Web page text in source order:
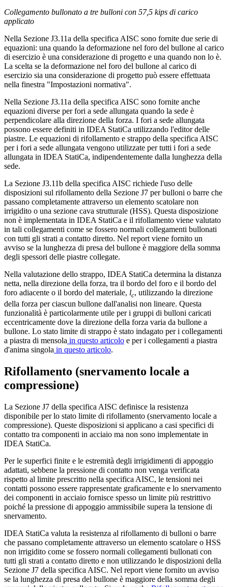
Collegamento bullonato a tre bulloni con 57,5 kips di carico
applicato
Nella Sezione J3.11a della specifica AISC sono fornite due serie di
equazioni: una quando la deformazione nel foro del bullone al carico
di esercizio è una considerazione di progetto e una quando non lo è.
La scelta se la deformazione nel foro del bullone al carico di
esercizio sia una considerazione di progetto può essere effettuata
nella finestra "Impostazioni normativa".
Nella Sezione J3.11a della specifica AISC sono fornite anche
equazioni diverse per fori a sede allungata quando la sede è
perpendicolare alla direzione della forza. I fori a sede allungata
possono essere definiti in IDEA StatiCa utilizzando l'editor delle
piastre. Le equazioni di rifollamento e strappo della specifica AISC
per i fori a sede allungata vengono utilizzate per tutti i fori a sede
allungata in IDEA StatiCa, indipendentemente dalla lunghezza della
sede.
La Sezione J3.11b della specifica AISC richiede l'uso delle
disposizioni sul rifollamento della Sezione J7 per bulloni o barre che
passano completamente attraverso un elemento scatolare non
irrigidito o una sezione cava strutturale (HSS). Questa disposizione
non è implementata in IDEA StatiCa e il rifollamento viene valutato
in tali collegamenti come se fossero normali collegamenti bullonati
con tutti gli strati a contatto diretto. Nel report viene fornito un
avviso se la lunghezza di presa del bullone è maggiore della somma
degli spessori delle piastre collegate.
Nella valutazione dello strappo, IDEA StatiCa determina la distanza
netta, nella direzione della forza, tra il bordo del foro e il bordo del
foro adiacente o il bordo del materiale, lc, utilizzando la direzione
della forza per ciascun bullone dall'analisi non lineare. Questa
funzionalità è particolarmente utile per i gruppi di bulloni caricati
eccentricamente dove la direzione della forza varia da bullone a
bullone. Lo stato limite di strappo è stato indagato per i collegamenti
a piastra di mensola in questo articolo e per i collegamenti a piastra
d'anima singola in questo articolo.
Rifollamento (snervamento locale a
compressione)
La Sezione J7 della specifica AISC definisce la resistenza
disponibile per lo stato limite di rifollamento (snervamento locale a
compressione). Queste disposizioni si applicano a casi specifici di
contatto tra componenti in acciaio ma non sono implementate in
IDEA StatiCa.
Per le superfici finite e le estremità degli irrigidimenti di appoggio
adattati, sebbene la pressione di contatto non venga verificata
rispetto al limite prescritto nella specifica AISC, le tensioni nei
contatti possono essere rappresentate graficamente e lo snervamento
dei componenti in acciaio fornisce spesso un limite più restrittivo
poiché la pressione di appoggio ammissibile supera la tensione di
snervamento.
IDEA StatiCa valuta la resistenza al rifollamento di bulloni o barre
che passano completamente attraverso un elemento scatolare o HSS
non irrigidito come se fossero normali collegamenti bullonati con
tutti gli strati a contatto diretto e non utilizzando le disposizioni della
Sezione J7 della specifica AISC. Nel report viene fornito un avviso
se la lunghezza di presa del bullone è maggiore della somma degli